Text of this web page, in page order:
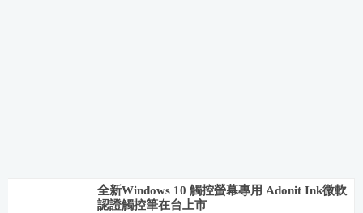
全新Windows 10 觸控螢幕專用 Adonit Ink微軟
認證觸控筆在台上市